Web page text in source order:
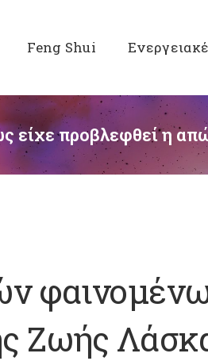
Feng Shui
προβλεφθεί η
Ζωής